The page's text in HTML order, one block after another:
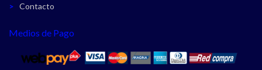
Contacto
Medios de Pago